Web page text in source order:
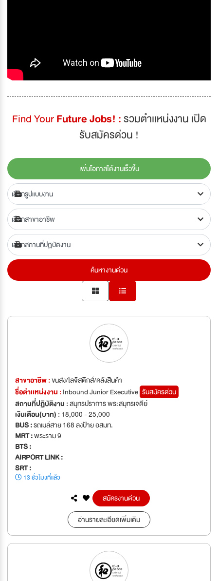
Find YourFuture Jobs! :รวมตำเเหน่งงาน เปิด
รับสมัครด่วน !
เพิ่มโอกาสได้งานเร็วขึ้น
ค้นหางานด่วน
สาขาอาชีพ :ขนส่ง/โลจิสติกส์/คลังสินค้า
ชื่อตำเเหน่งงาน : Inbound Junior Executive รับสมัครด่วน
สถานที่ปฏิบัติงาน :สมุทรปราการ พระสมุทรเจดีย์
เงินเดือน(บาท) : 18,000 - 25,000
BUS :รถเมล์สาย 168 ลงป้าย อสมท.
MRT :พระราม 9
BTS :
AIRPORT LINK :
SRT :
13 ชั่วโมงที่แล้ว
สมัครงานด่วน
อ่านรายละเอียดเพิ่มเติม